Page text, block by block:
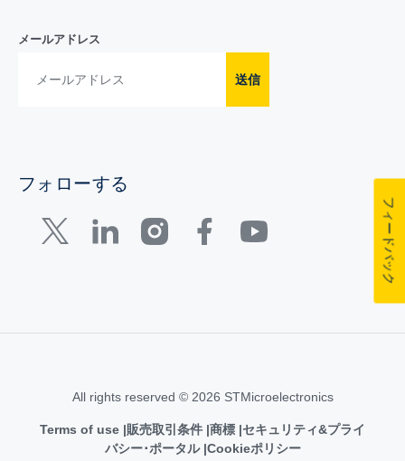
メールアドレス
送信
フォローする
All rights reserved © 2026 STMicroelectronics
Terms of use 販売取引条件 商標 セキュリティ&プライ
バシー･ポータル Cookieポリシー
フィードバック